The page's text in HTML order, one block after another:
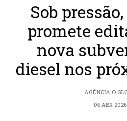
Sob
promete
nova
diesel nos
AGÊNCIA O
06 ABR 2026